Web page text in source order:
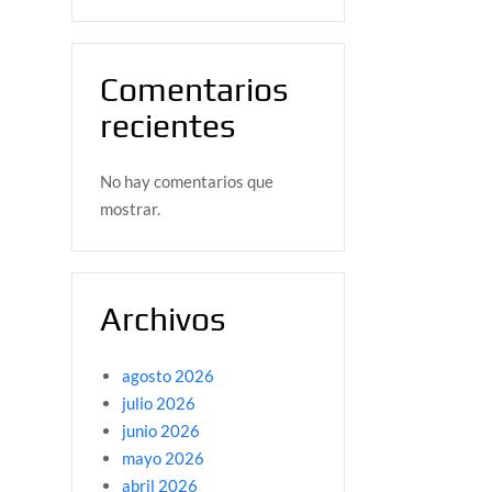
Comentarios
recientes
No hay comentarios que
mostrar.
Archivos
agosto 2026
julio 2026
junio 2026
mayo 2026
abril 2026